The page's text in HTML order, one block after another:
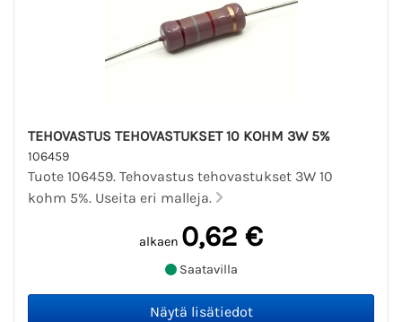
TEHOVASTUS TEHOVASTUKSET 10 KOHM 3W 5%
106459
Tuote 106459. Tehovastus tehovastukset 3W 10
kohm 5%. Useita eri malleja.
alkaen 0,62 €
Saatavilla